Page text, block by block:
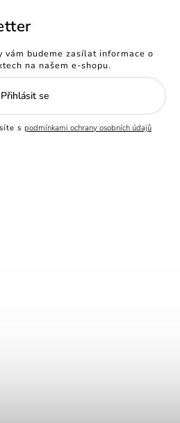
budeme zasílat informace o
na našem e-shopu.
s podmínkami ochrany osobních údajů
Přihlásit se